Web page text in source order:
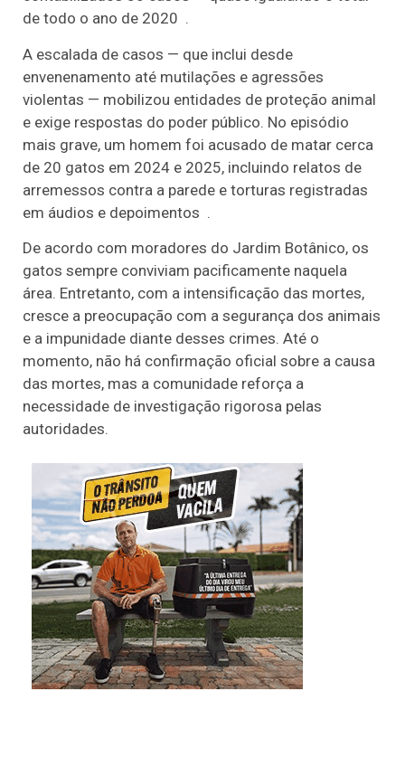
de todo o ano de 2020 .
A escalada de casos — que inclui desde
envenenamento até mutilações e agressões
violentas — mobilizou entidades de proteção animal
e exige respostas do poder público. No episódio
mais grave, um homem foi acusado de matar cerca
de 20 gatos em 2024 e 2025, incluindo relatos de
arremessos contra a parede e torturas registradas
em áudios e depoimentos .
De acordo com moradores do Jardim Botânico, os
gatos sempre conviviam pacificamente naquela
área. Entretanto, com a intensificação das mortes,
cresce a preocupação com a segurança dos animais
e a impunidade diante desses crimes. Até o
momento, não há confirmação oficial sobre a causa
das mortes, mas a comunidade reforça a
necessidade de investigação rigorosa pelas
autoridades.